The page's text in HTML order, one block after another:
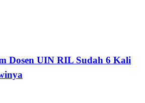
Dosen UIN RIL Sudah 6 Kali